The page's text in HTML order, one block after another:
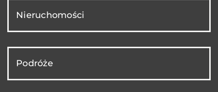
Nieruchomości
Podróże